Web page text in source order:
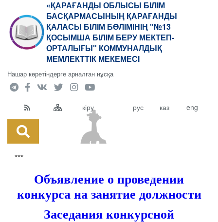
«ҚАРАҒАНДЫ ОБЛЫСЫ БІЛІМ
БАСҚАРМАСЫНЫҢ ҚАРАҒАНДЫ
ҚАЛАСЫ БІЛІМ БӨЛІМІНІҢ "№13
ҚОСЫМША БІЛІМ БЕРУ МЕКТЕП-
ОРТАЛЫҒЫ" КОММУНАЛДЫҚ
МЕМЛЕКТТІК МЕКЕМЕСІ
Нашар көретіндерге арналған нұсқа
кіру рус каз eng
***
Объявление о проведении
конкурса на занятие должности
Заседания конкурсной